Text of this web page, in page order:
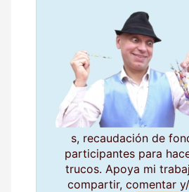
s, recaudación de
participantes para
trucos. Apoya mi
compartir, comentar